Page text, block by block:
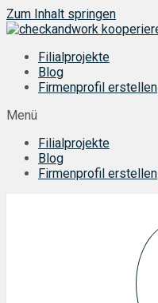
Zum Inhalt springen
Filialprojekte
Blog
Firmenprofil erstellen
Menü
Filialprojekte
Blog
Firmenprofil erstellen